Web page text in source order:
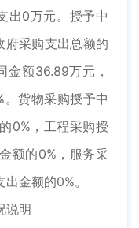
出0万元。授予中
采购支出总额的
金额36.89万元，
货物采购授予中
0%，工程采购授
额的0%，服务采
金额的0%。
说明